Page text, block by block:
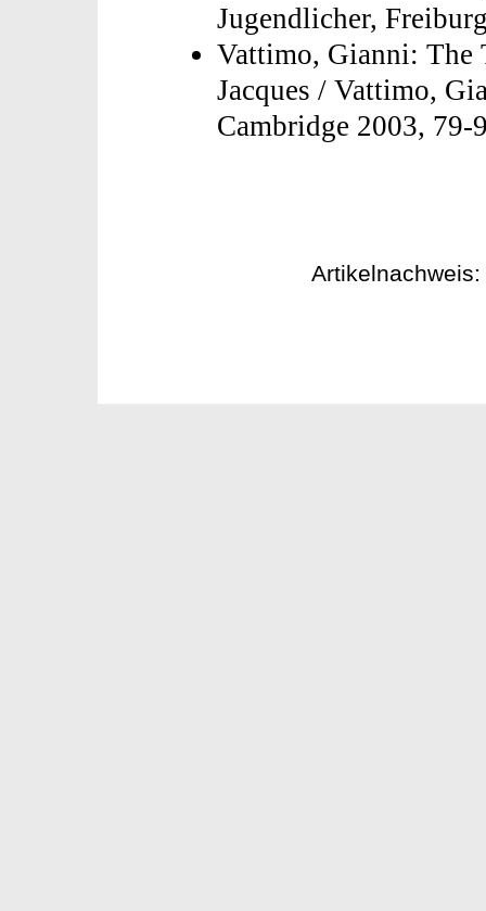
Jugendlicher,
Vattimo, Gianni: The
Jacques / Vattimo,
Cambridge 2003, 79-